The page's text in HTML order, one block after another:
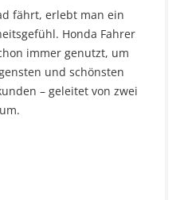
fährt, erlebt man ein
Honda Fahrer
immer genutzt, um
und schönsten
– geleitet von zwei